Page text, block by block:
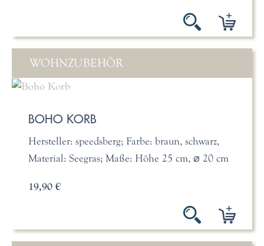
WOHNZUBEHÖR
BOHO KORB
Hersteller: speedsberg; Farbe: braun, schwarz,
Material: Seegras; Maße: Höhe 25 cm, ⌀ 20 cm
19,90 €